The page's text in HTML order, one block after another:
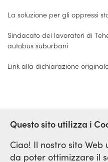
La soluzione per gli oppressi
Sindacato dei lavoratori di
autobus suburbani
Link alla dichiarazione
IRAN SOLITARIETA
Questo sito utilizza i
Ciao! Il nostro sito
da poter ottimizzare il